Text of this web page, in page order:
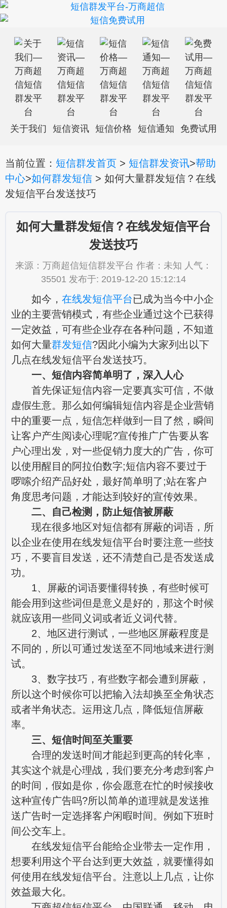
关于我们 短信资讯 短信价格 短信通知 免费试用
当前位置： 短信群发首页 > 短信群发资讯>帮助
中心>如何群发短信 > 如何大量群发短信？在线
发短信平台发送技巧
如何大量群发短信？在线发短信平台
发送技巧
来源：万商超信短信群发平台 作者：未知 人气：
35501 发布于: 2019-12-20 15:12:14
如今， 在线发短信平台已成为当今中小企
业的主要营销模式，有些企业通过这个已获得
一定效益，可有些企业存在各种问题，不知道
如何大量群发短信?因此小编为大家列出以下
几点在线发短信平台发送技巧。
一、短信内容简单明了，深入人心
首先保证短信内容一定要真实可信，不做
虚假生意。那么如何编辑短信内容是企业营销
中的重要一点，短信怎样做到一目了然，瞬间
让客户产生阅读心理呢?宣传推广广告要从客
户心理出发，对一些促销力度大的广告，你可
以使用醒目的阿拉伯数字;短信内容不要过于
啰嗦介绍产品好处，最好简单明了;站在客户
角度思考问题，才能达到较好的宣传效果。
二、自己检测，防止短信被屏蔽
现在很多地区对短信都有屏蔽的词语，所
以企业在使用在线发短信平台时要注意一些技
巧，不要盲目发送，还不清楚自己是否发送成
功。
1、屏蔽的词语要懂得转换，有些时候可
能会用到这些词但是意义是好的，那这个时候
就应该用一些同义词或者近义词代替。
2、地区进行测试，一些地区屏蔽程度是
不同的，所以可通过发送至不同地域来进行测
试。
3、数字技巧，有些数字都会遭到屏蔽，
所以这个时候你可以把输入法却换至全角状态
或者半角状态。运用这几点，降低短信屏蔽
率。
三、短信时间至关重要
合理的发送时间才能起到更高的转化率，
其实这个就是心理战，我们要充分考虑到客户
的时间，假如是你，你会愿意在忙的时候接收
这种宣传广告吗?所以简单的道理就是发送推
送广告时一定选择客户闲暇时间。例如下班时
间公交车上。
在线发短信平台能给企业带去一定作用，
想要利用这个平台达到更大效益，就要懂得如
何使用在线发短信平台。注意以上几点，让你
效益最大化。